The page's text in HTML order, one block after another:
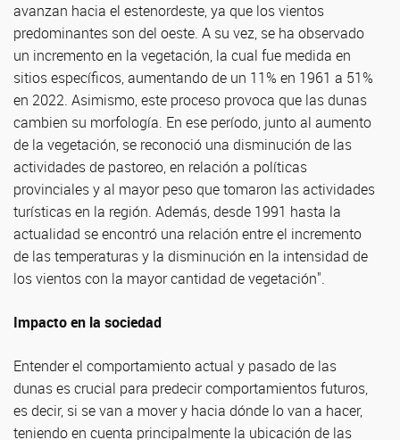
avanzan hacia el estenordeste, ya que los vientos
predominantes son del oeste. A su vez, se ha observado
un incremento en la vegetación, la cual fue medida en
sitios específicos, aumentando de un 11% en 1961 a 51%
en 2022. Asimismo, este proceso provoca que las dunas
cambien su morfología. En ese período, junto al aumento
de la vegetación, se reconoció una disminución de las
actividades de pastoreo, en relación a políticas
provinciales y al mayor peso que tomaron las actividades
turísticas en la región. Además, desde 1991 hasta la
actualidad se encontró una relación entre el incremento
de las temperaturas y la disminución en la intensidad de
los vientos con la mayor cantidad de vegetación".
Impacto en la sociedad
Entender el comportamiento actual y pasado de las
dunas es crucial para predecir comportamientos futuros,
es decir, si se van a mover y hacia dónde lo van a hacer,
teniendo en cuenta principalmente la ubicación de las